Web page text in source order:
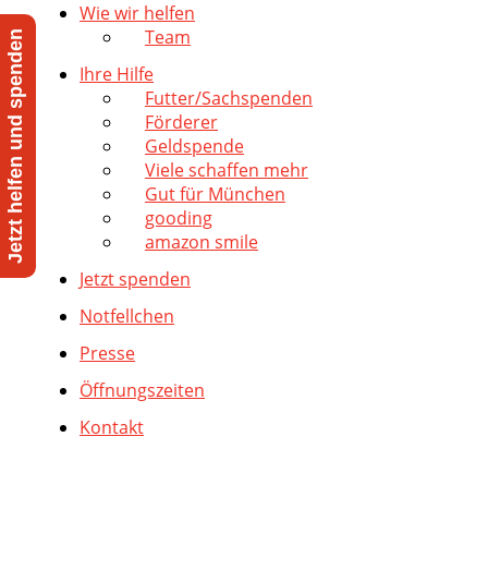
Wie wir helfen
Team
Ihre Hilfe
Futter/Sachspenden
Förderer
Geldspende
Viele schaffen mehr
Gut für München
gooding
amazon smile
Jetzt spenden
Notfellchen
Presse
Öffnungszeiten
Kontakt
Jetzt helfen und spenden